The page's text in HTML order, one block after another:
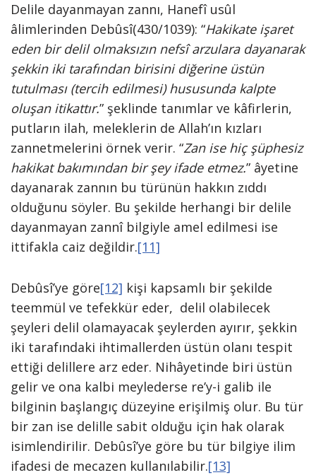
Delile dayanmayan zannı, Hanefî usûl
âlimlerinden Debûsî(430/1039): “Hakikate işaret
eden bir delil olmaksızın nefsî arzulara dayanarak
şekkin iki tarafından birisini diğerine üstün
tutulması (tercih edilmesi) hususunda kalpte
oluşan itikattır.” şeklinde tanımlar ve kâfirlerin,
putların ilah, meleklerin de Allah’ın kızları
zannetmelerini örnek verir. “Zan ise hiç şüphesiz
hakikat bakımından bir şey ifade etmez.” âyetine
dayanarak zannın bu türünün hakkın zıddı
olduğunu söyler. Bu şekilde herhangi bir delile
dayanmayan zannî bilgiyle amel edilmesi ise
ittifakla caiz değildir.[11]
Debûsî’ye göre[12] kişi kapsamlı bir şekilde
teemmül ve tefekkür eder, delil olabilecek
şeyleri delil olamayacak şeylerden ayırır, şekkin
iki tarafındaki ihtimallerden üstün olanı tespit
ettiği delillere arz eder. Nihâyetinde biri üstün
gelir ve ona kalbi meylederse re’y-i galib ile
bilginin başlangıç düzeyine erişilmiş olur. Bu tür
bir zan ise delille sabit olduğu için hak olarak
isimlendirilir. Debûsî’ye göre bu tür bilgiye ilim
ifadesi de mecazen kullanılabilir.[13]